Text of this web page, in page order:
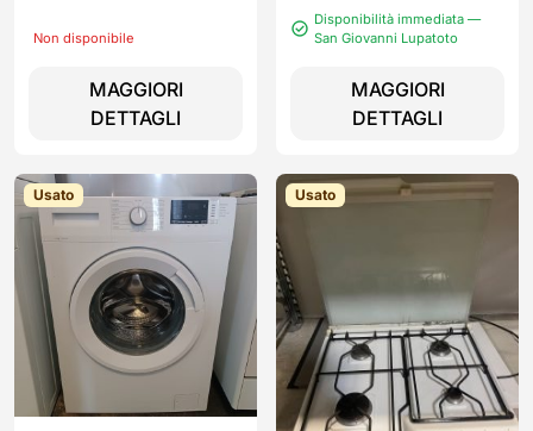
Non disponibile
MAGGIORI
DETTAGLI
Disponibilità immediata —
San Giovanni Lupatoto
MAGGIORI
DETTAGLI
Usato Usato